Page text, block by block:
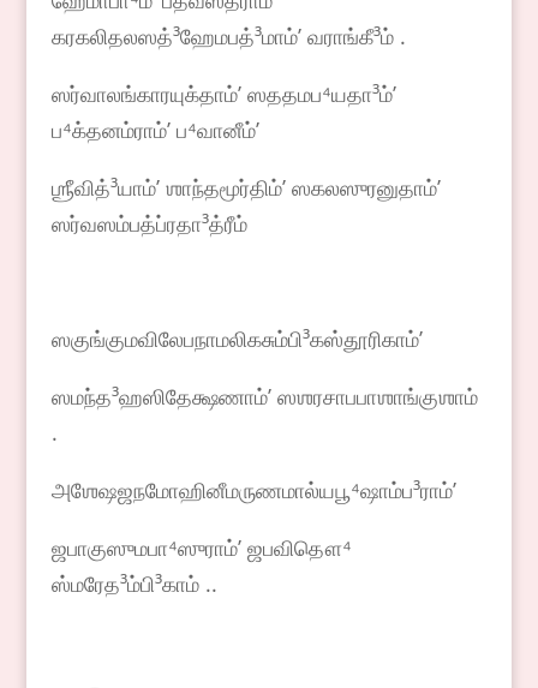
கரகலிதலஸத்³ஹேமபத்³மாம்ʼ வராங்கீ³ம் .
ஸர்வாலங்காரயுக்தாம்ʼ ஸததமப⁴யதா³ம்ʼ
ப⁴க்தனம்ராம்ʼ ப⁴வானீம்ʼ
ஶ்ரீவித்³யாம்ʼ ஶாந்தமூர்திம்ʼ ஸகலஸுரனுதாம்ʼ
ஸர்வஸம்பத்ப்ரதா³த்ரீம்
ஸகுங்குமவிலேபநாமலிகசும்பி³கஸ்தூரிகாம்ʼ
ஸமந்த³ஹஸிதேக்ஷணாம்ʼ ஸஶரசாபபாஶாங்குஶாம்
.
அஶேஷஜநமோஹினீமருணமால்யபூ⁴ஷாம்ப³ராம்ʼ
ஜபாகுஸுமபா⁴ஸுராம்ʼ ஜபவிதௌ⁴
ஸ்மரேத³ம்பி³காம் ..